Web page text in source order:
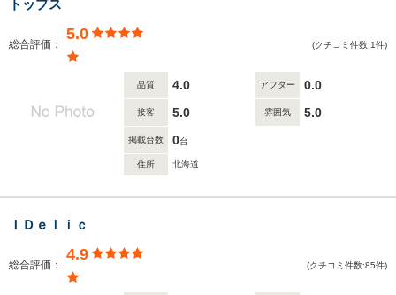
トップス
総合評価：
5.0
(クチコミ件数:1件)
品質 4.0 アフター 0.0
接客 5.0 雰囲気 5.0
掲載台数 0台
住所 北海道
ＩＤｅｌｉｃ
総合評価：
4.9
(クチコミ件数:85件)